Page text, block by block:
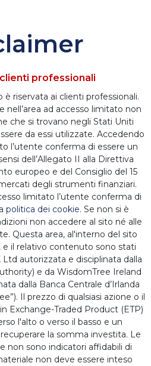
lancia
con
in EUR e
ETF
2023 10:06:06
09:59:00)
professionali
è riservata ai clienti professionali.
ad accesso limitato non
che si trovano negli Stati Uniti
da essi utilizzate. Accedendo
l’utente conferma di essere un
dell’Allegato II alla Direttiva
europeo e del Consiglio del 15
degli strumenti finanziari.
limitato l’utente conferma di
politica dei cookie. Se non si è
non accedere al sito né alle
Questa area, al'interno del sito
il relativo contenuto sono stati
autorizzata e disciplinata dalla
e da WisdomTree Ireland
dalla Banca Centrale d’Irlanda
Il prezzo di qualsiasi azione o il
Exchange-Traded Product (ETP)
l'alto o verso il basso e un
la somma investita. Le
non sono indicatori affidabili di
non deve essere inteso